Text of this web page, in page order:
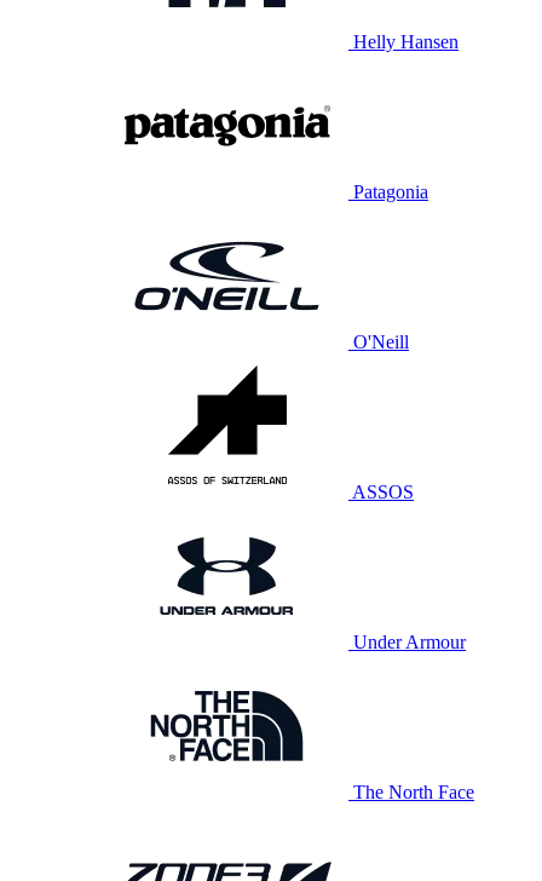
Helly Hansen
Patagonia
O'Neill
ASSOS
Under Armour
The North Face